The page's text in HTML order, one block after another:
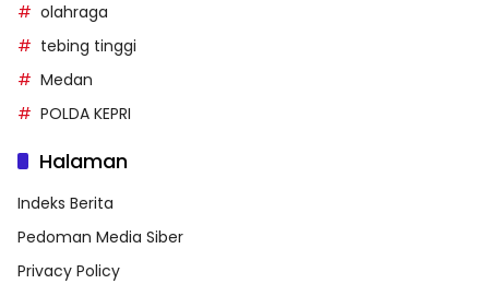
olahraga
tebing tinggi
Medan
POLDA KEPRI
Halaman
Indeks Berita
Pedoman Media Siber
Privacy Policy